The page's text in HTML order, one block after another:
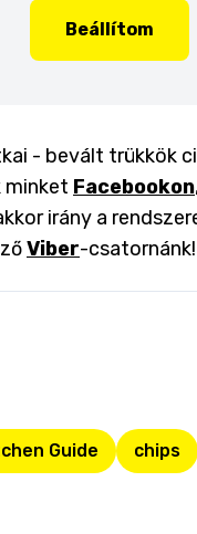
Beállítom
- bevált trükkök
minket Facebookon
irány a
Viber-csatornánk!
Guide chips